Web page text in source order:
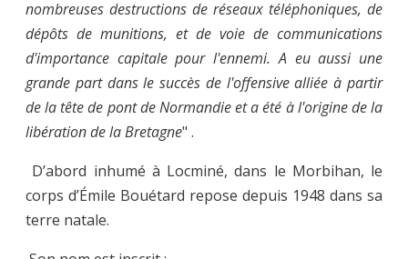
nombreuses destructions de réseaux téléphoniques, de
dépôts de munitions, et de voie de communications
d'importance capitale pour l'ennemi. A eu aussi une
grande part dans le succès de l'offensive alliée à partir
de la tête de pont de Normandie et a été à l'origine de la
libération de la Bretagne" .
D’abord inhumé à Locminé, dans le Morbihan, le
corps d’Émile Bouétard repose depuis 1948 dans sa
terre natale.